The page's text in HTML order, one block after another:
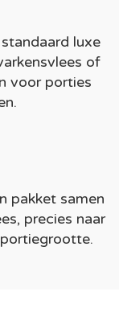
luxe
of
voor porties
pakket samen
precies naar